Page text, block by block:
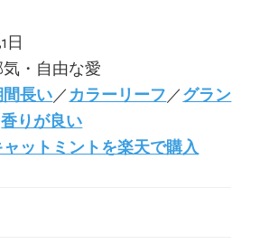
日
気・自由な愛
間長い／ カラーリーフ ／ グラン
香りが良い
ャットミントを楽天で購入